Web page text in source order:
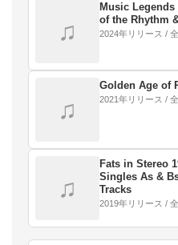
♫
Music
of the Rhythm
2024年リリース /
♫
Golden Age of
2021年リリース /
♫
Fats in Stereo
Singles As &
Tracks
2019年リリース /